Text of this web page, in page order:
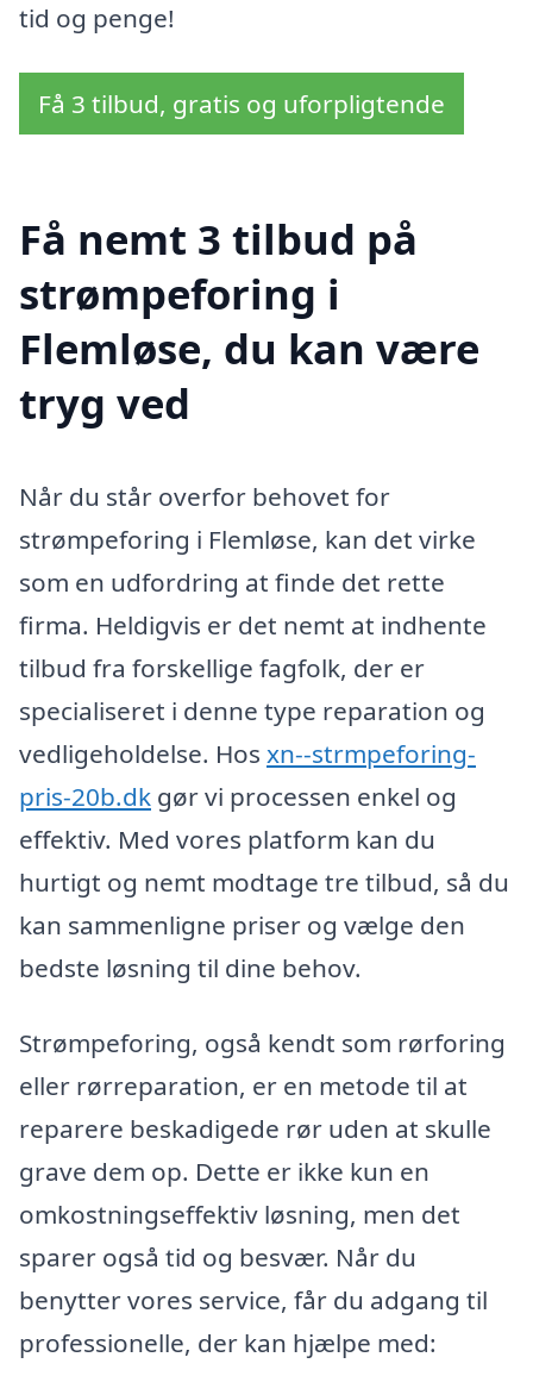
tid og penge!
Få 3 tilbud, gratis og uforpligtende
Få nemt 3 tilbud på
strømpeforing i
Flemløse, du kan være
tryg ved
Når du står overfor behovet for
strømpeforing i Flemløse, kan det virke
som en udfordring at finde det rette
firma. Heldigvis er det nemt at indhente
tilbud fra forskellige fagfolk, der er
specialiseret i denne type reparation og
vedligeholdelse. Hos xn--strmpeforing-
pris-20b.dk gør vi processen enkel og
effektiv. Med vores platform kan du
hurtigt og nemt modtage tre tilbud, så du
kan sammenligne priser og vælge den
bedste løsning til dine behov.
Strømpeforing, også kendt som rørforing
eller rørreparation, er en metode til at
reparere beskadigede rør uden at skulle
grave dem op. Dette er ikke kun en
omkostningseffektiv løsning, men det
sparer også tid og besvær. Når du
benytter vores service, får du adgang til
professionelle, der kan hjælpe med: